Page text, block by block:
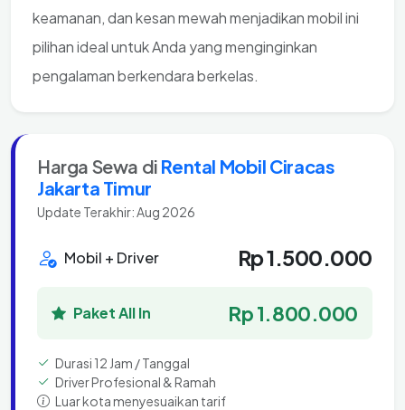
keamanan, dan kesan mewah menjadikan mobil ini
pilihan ideal untuk Anda yang menginginkan
pengalaman berkendara berkelas.
Harga Sewa di Rental Mobil Ciracas
Jakarta Timur
Update Terakhir: Aug 2026
Mobil + Driver Rp 1.500.000
Paket All In Rp 1.800.000
Durasi 12 Jam / Tanggal
Driver Profesional & Ramah
Luar kota menyesuaikan tarif